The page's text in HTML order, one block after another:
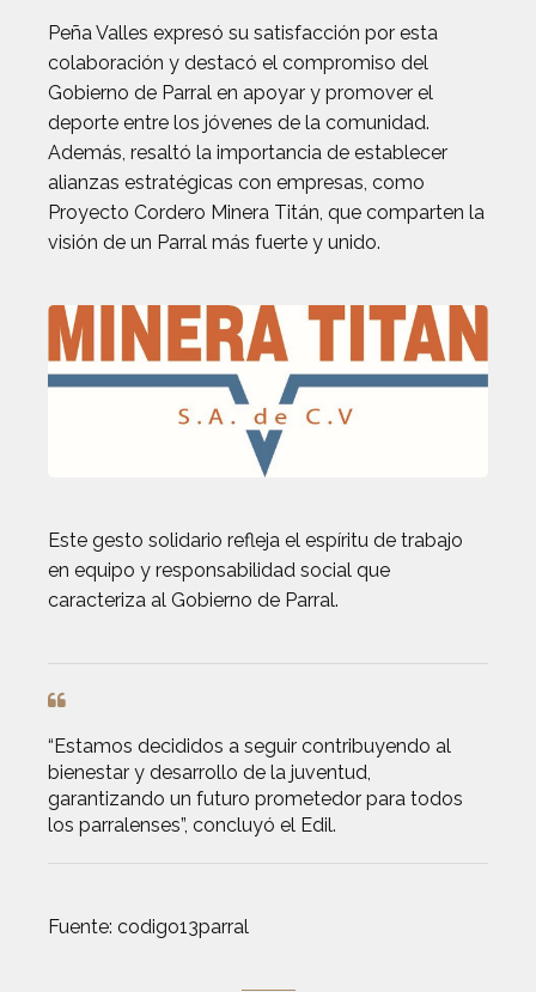
Peña Valles expresó su satisfacción por esta
colaboración y destacó el compromiso del
Gobierno de Parral en apoyar y promover el
deporte entre los jóvenes de la comunidad.
Además, resaltó la importancia de establecer
alianzas estratégicas con empresas, como
Proyecto Cordero Minera Titán, que comparten la
visión de un Parral más fuerte y unido.
Este gesto solidario refleja el espíritu de trabajo
en equipo y responsabilidad social que
caracteriza al Gobierno de Parral.
“Estamos decididos a seguir contribuyendo al
bienestar y desarrollo de la juventud,
garantizando un futuro prometedor para todos
los parralenses”, concluyó el Edil.
Fuente: codigo13parral